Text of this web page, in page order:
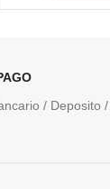
/ Deposito /